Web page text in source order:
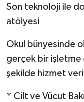
Son teknoloji ile
atölyesi
Okul bünyesinde
gerçek bir işletme
şekilde hizmet
* Cilt ve Vücut
SİYASET
Spor
Yaşam